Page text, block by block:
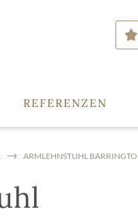
REFERENZEN
ARMLEHNSTUHL